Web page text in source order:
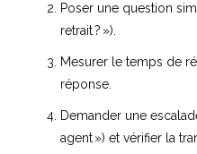
Poser une question
retrait ? »).
Mesurer le temps de
réponse.
Demander une
agent ») et vérifier la